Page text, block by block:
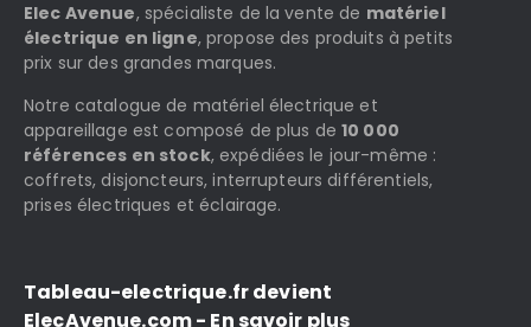
Elec Avenue, spécialiste de la vente de matériel
électrique en ligne, propose des produits à petits
prix sur des grandes marques.
Notre catalogue de matériel électrique et
appareillage est composé de plus de10 000
références en stock, expédiées le jour-même :
coffrets, disjoncteurs, interrupteurs différentiels,
prises électriques et éclairage.
Tableau-electrique.fr devient
ElecAvenue.com - En savoir plus